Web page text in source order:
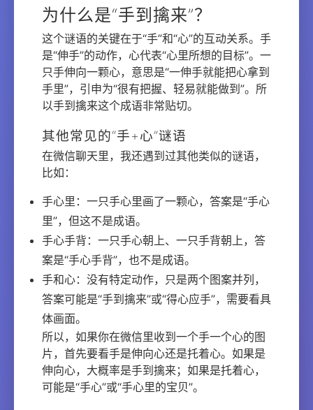
为什么是“手到擒来”？
这个谜语的关键在于“手”和“心”的互动关系。手
是“伸手”的动作，心代表“心里所想的目标”。一
只手伸向一颗心，意思是“一伸手就能把心拿到
手里”，引申为“很有把握、轻易就能做到”。所
以手到擒来这个成语非常贴切。
其他常见的“手+心”谜语
在微信聊天里，我还遇到过其他类似的谜语，
比如：
手心里：一只手心里画了一颗心，答案是“手心
里”，但这不是成语。
手心手背：一只手心朝上、一只手背朝上，答
案是“手心手背”，也不是成语。
手和心：没有特定动作，只是两个图案并列，
答案可能是“手到擒来”或“得心应手”，需要看具
体画面。
所以，如果你在微信里收到一个手一个心的图
片，首先要看手是伸向心还是托着心。如果是
伸向心，大概率是手到擒来；如果是托着心，
可能是“手心”或“手心里的宝贝”。